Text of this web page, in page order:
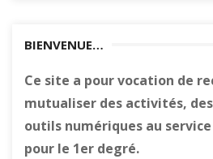
BIENVENUE…
Ce site a pour vocation de
mutualiser des activités,
outils numériques au
pour le 1er degré.